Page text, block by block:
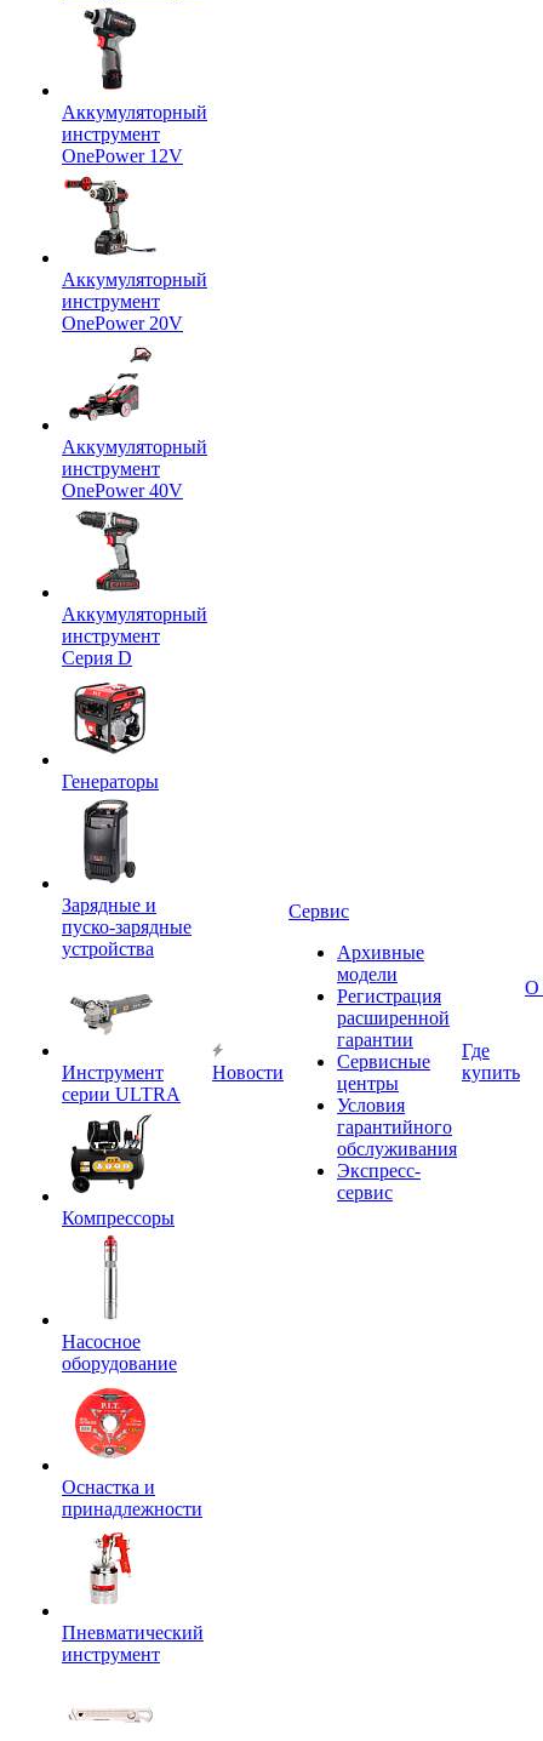
Аккумуляторный
инструмент
OnePower 12V
Аккумуляторный
инструмент
OnePower 20V
Аккумуляторный
инструмент
OnePower 40V
Аккумуляторный
инструмент
Серия D
Генераторы
Зарядные и
пуско-зарядные
устройства
Инструмент
серии ULTRA
Компрессоры
Насосное
оборудование
Оснастка и
принадлежности
Пневматический
инструмент
Новости
Сервис
Архивные
модели
Регистрация
расширенной
гарантии
Сервисные
центры
Условия
гарантийного
обслуживания
Экспресс-
сервис
Где
купить
О